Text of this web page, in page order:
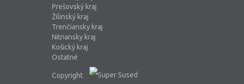
Prešovský kraj
Žilinský kraj
Trenčiansky kraj
Nitriansky kraj
Košický kraj
Ostatné
Copyright